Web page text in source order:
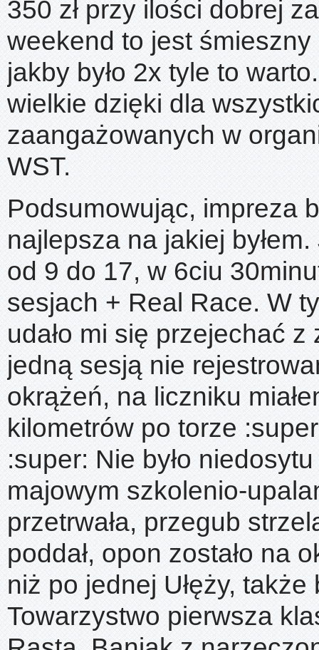
350 zł przy ilości dobrej
weekend to jest
jakby było 2x tyle to
wielkie dzięki dla
zaangażowanych w
WST.
Podsumowując, impreza
najlepsza na jakiej byłem.
od 9 do 17, w 6ciu
sesjach + Real Race. W
udało mi się przejechać
jedną sesją nie
okrążeń, na liczniku
kilometrów po torze
:super: Nie było
majowym szkolenio-
przetrwała, przegub
poddał, opon zostało na
niż po jednej Ułęży, także
Towarzystwo pierwsza